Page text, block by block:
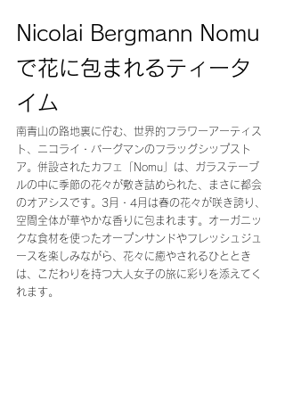
Nicolai Bergmann Nomu
で花に包まれるティータ
イム
南青山の路地裏に佇む、世界的フラワーアーティス
ト、ニコライ・バーグマンのフラッグシップスト
ア。併設されたカフェ「Nomu」は、ガラステーブ
ルの中に季節の花々が敷き詰められた、まさに都会
のオアシスです。3月・4月は春の花々が咲き誇り、
空間全体が華やかな香りに包まれます。オーガニッ
クな食材を使ったオープンサンドやフレッシュジュ
ースを楽しみながら、花々に癒やされるひととき
は、こだわりを持つ大人女子の旅に彩りを添えてく
れます。